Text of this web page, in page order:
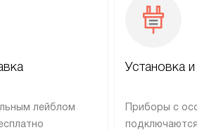
лейблом
Установка и
Приборы с
подключаются к